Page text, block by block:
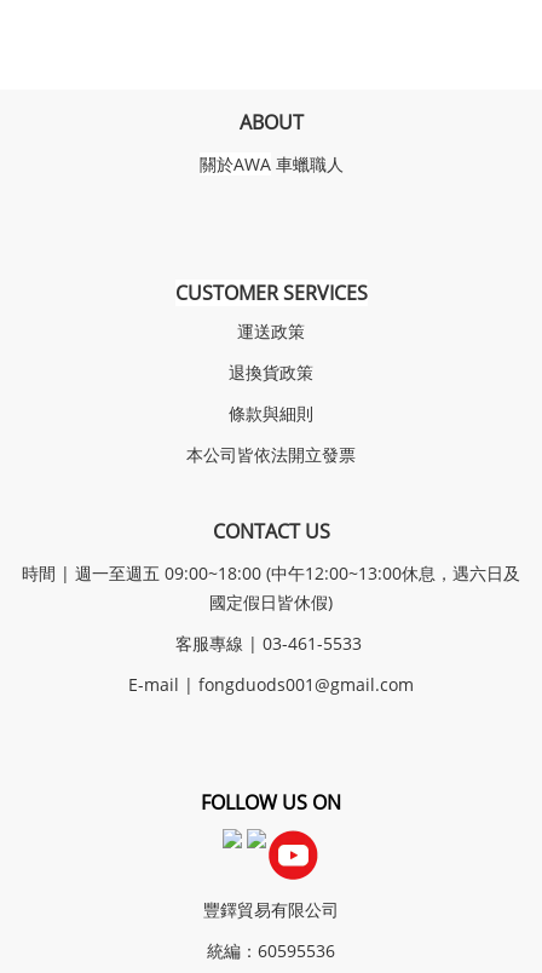
ABOUT
關於AWA 車蠟職人
CUSTOMER SERVICES
運送政策
退換貨政策
條款與細則
本公司皆依法開立發票
CONTACT US
時間 | 週一至週五 09:00~18:00 (中午12:00~13:00休息，遇六日及
國定假日皆休假)
客服專線 | 03-461-5533
E-mail | fongduods001@gmail.com
FOLLOW US ON
豐鐸貿易有限公司
統編：60595536